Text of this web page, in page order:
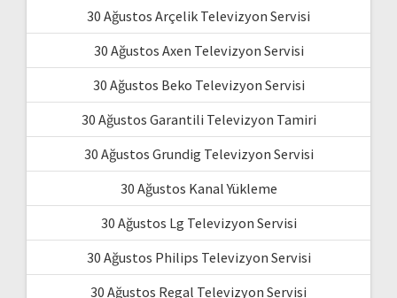
30 Ağustos Arçelik Televizyon Servisi
30 Ağustos Axen Televizyon Servisi
30 Ağustos Beko Televizyon Servisi
30 Ağustos Garantili Televizyon Tamiri
30 Ağustos Grundig Televizyon Servisi
30 Ağustos Kanal Yükleme
30 Ağustos Lg Televizyon Servisi
30 Ağustos Philips Televizyon Servisi
30 Ağustos Regal Televizyon Servisi